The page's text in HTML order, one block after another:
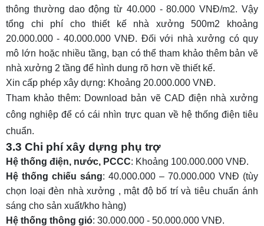
thông thường dao động từ 40.000 - 80.000 VNĐ/m2. Vậy
tổng chi phí cho thiết kế nhà xưởng 500m2 khoảng
20.000.000 - 40.000.000 VNĐ. Đối với nhà xưởng có quy
mô lớn hoặc nhiều tầng, bạn có thể tham khảo thêm bản vẽ
nhà xưởng 2 tầng để hình dung rõ hơn về thiết kế.
Xin cấp phép xây dựng: Khoảng 20.000.000 VNĐ.
Tham khảo thêm: Download bản vẽ CAD điện nhà xưởng
công nghiệp để có cái nhìn trực quan về hệ thống điện tiêu
chuẩn.
3.3 Chi phí xây dựng phụ trợ
Hệ thống điện, nước, PCCC: Khoảng 100.000.000 VNĐ.
Hệ thống chiếu sáng: 40.000.000 – 70.000.000 VNĐ (tùy
chọn loạiđèn nhà xưởng , mật độ bố trí và tiêu chuẩn ánh
sáng cho sản xuất/kho hàng)
Hệ thống thông gió: 30.000.000 - 50.000.000 VNĐ.